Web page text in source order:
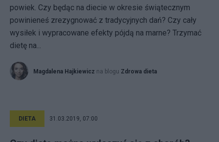
powiek. Czy będąc na diecie w okresie świątecznym
powinieneś zrezygnować z tradycyjnych dań? Czy cały
wysiłek i wypracowane efekty pójdą na marne? Trzymać
dietę na...
Magdalena Hajkiewicz na blogu Zdrowa dieta
DIETA 31.03.2019, 07:00